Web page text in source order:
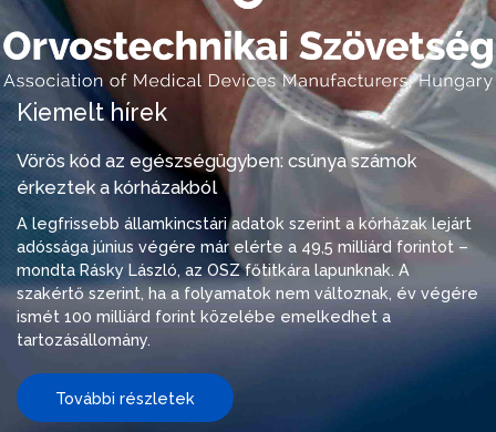
Kiemelt hírek
Vörös kód az egészségügyben: csúnya számok
érkeztek a kórházakból
A legfrissebb államkincstári adatok szerint a kórházak lejárt
adóssága június végére már elérte a 49,5 milliárd forintot –
mondta Rásky László, az OSZ főtitkára lapunknak. A
szakértő szerint, ha a folyamatok nem változnak, év végére
ismét 100 milliárd forint közelébe emelkedhet a
tartozásállomány.
További részletek